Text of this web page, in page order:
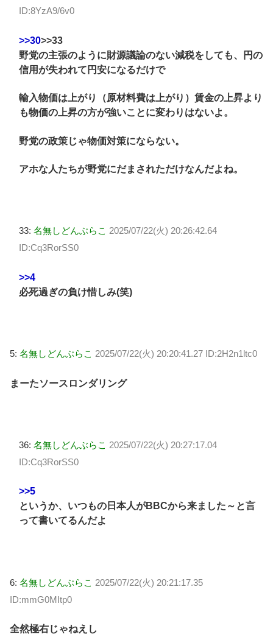
ID:8YzA9/6v0
>>30>>33
野党の主張のように財源議論のない減税をしても、円の
信用が失われて円安になるだけで
輸入物価は上がり（原材料費は上がり）賃金の上昇より
も物価の上昇の方が強いことに変わりはないよ。
野党の政策じゃ物価対策にならない。
アホな人たちが野党にだまされただけなんだよね。
33: 名無しどんぶらこ 2025/07/22(火) 20:26:42.64
ID:Cq3RorSS0
>>4
必死過ぎの負け惜しみ(笑)
5: 名無しどんぶらこ 2025/07/22(火) 20:20:41.27 ID:2H2n1ltc0
まーたソースロンダリング
36: 名無しどんぶらこ 2025/07/22(火) 20:27:17.04
ID:Cq3RorSS0
>>5
というか、いつもの日本人がBBCから来ました～と言
って書いてるんだよ
6: 名無しどんぶらこ 2025/07/22(火) 20:21:17.35
ID:mmG0MItp0
全然極右じゃねえし